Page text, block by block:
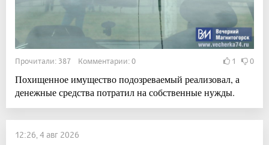
Прочитали: 387 Комментарии: 0 1 0
Похищенное имущество подозреваемый реализовал, а
денежные средства потратил на собственные нужды.
12:26, 4 авг 2026